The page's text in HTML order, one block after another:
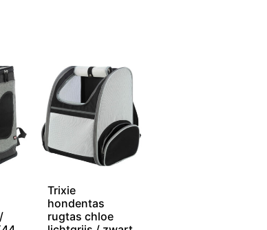
Trixie
hondentas
rugtas chloe